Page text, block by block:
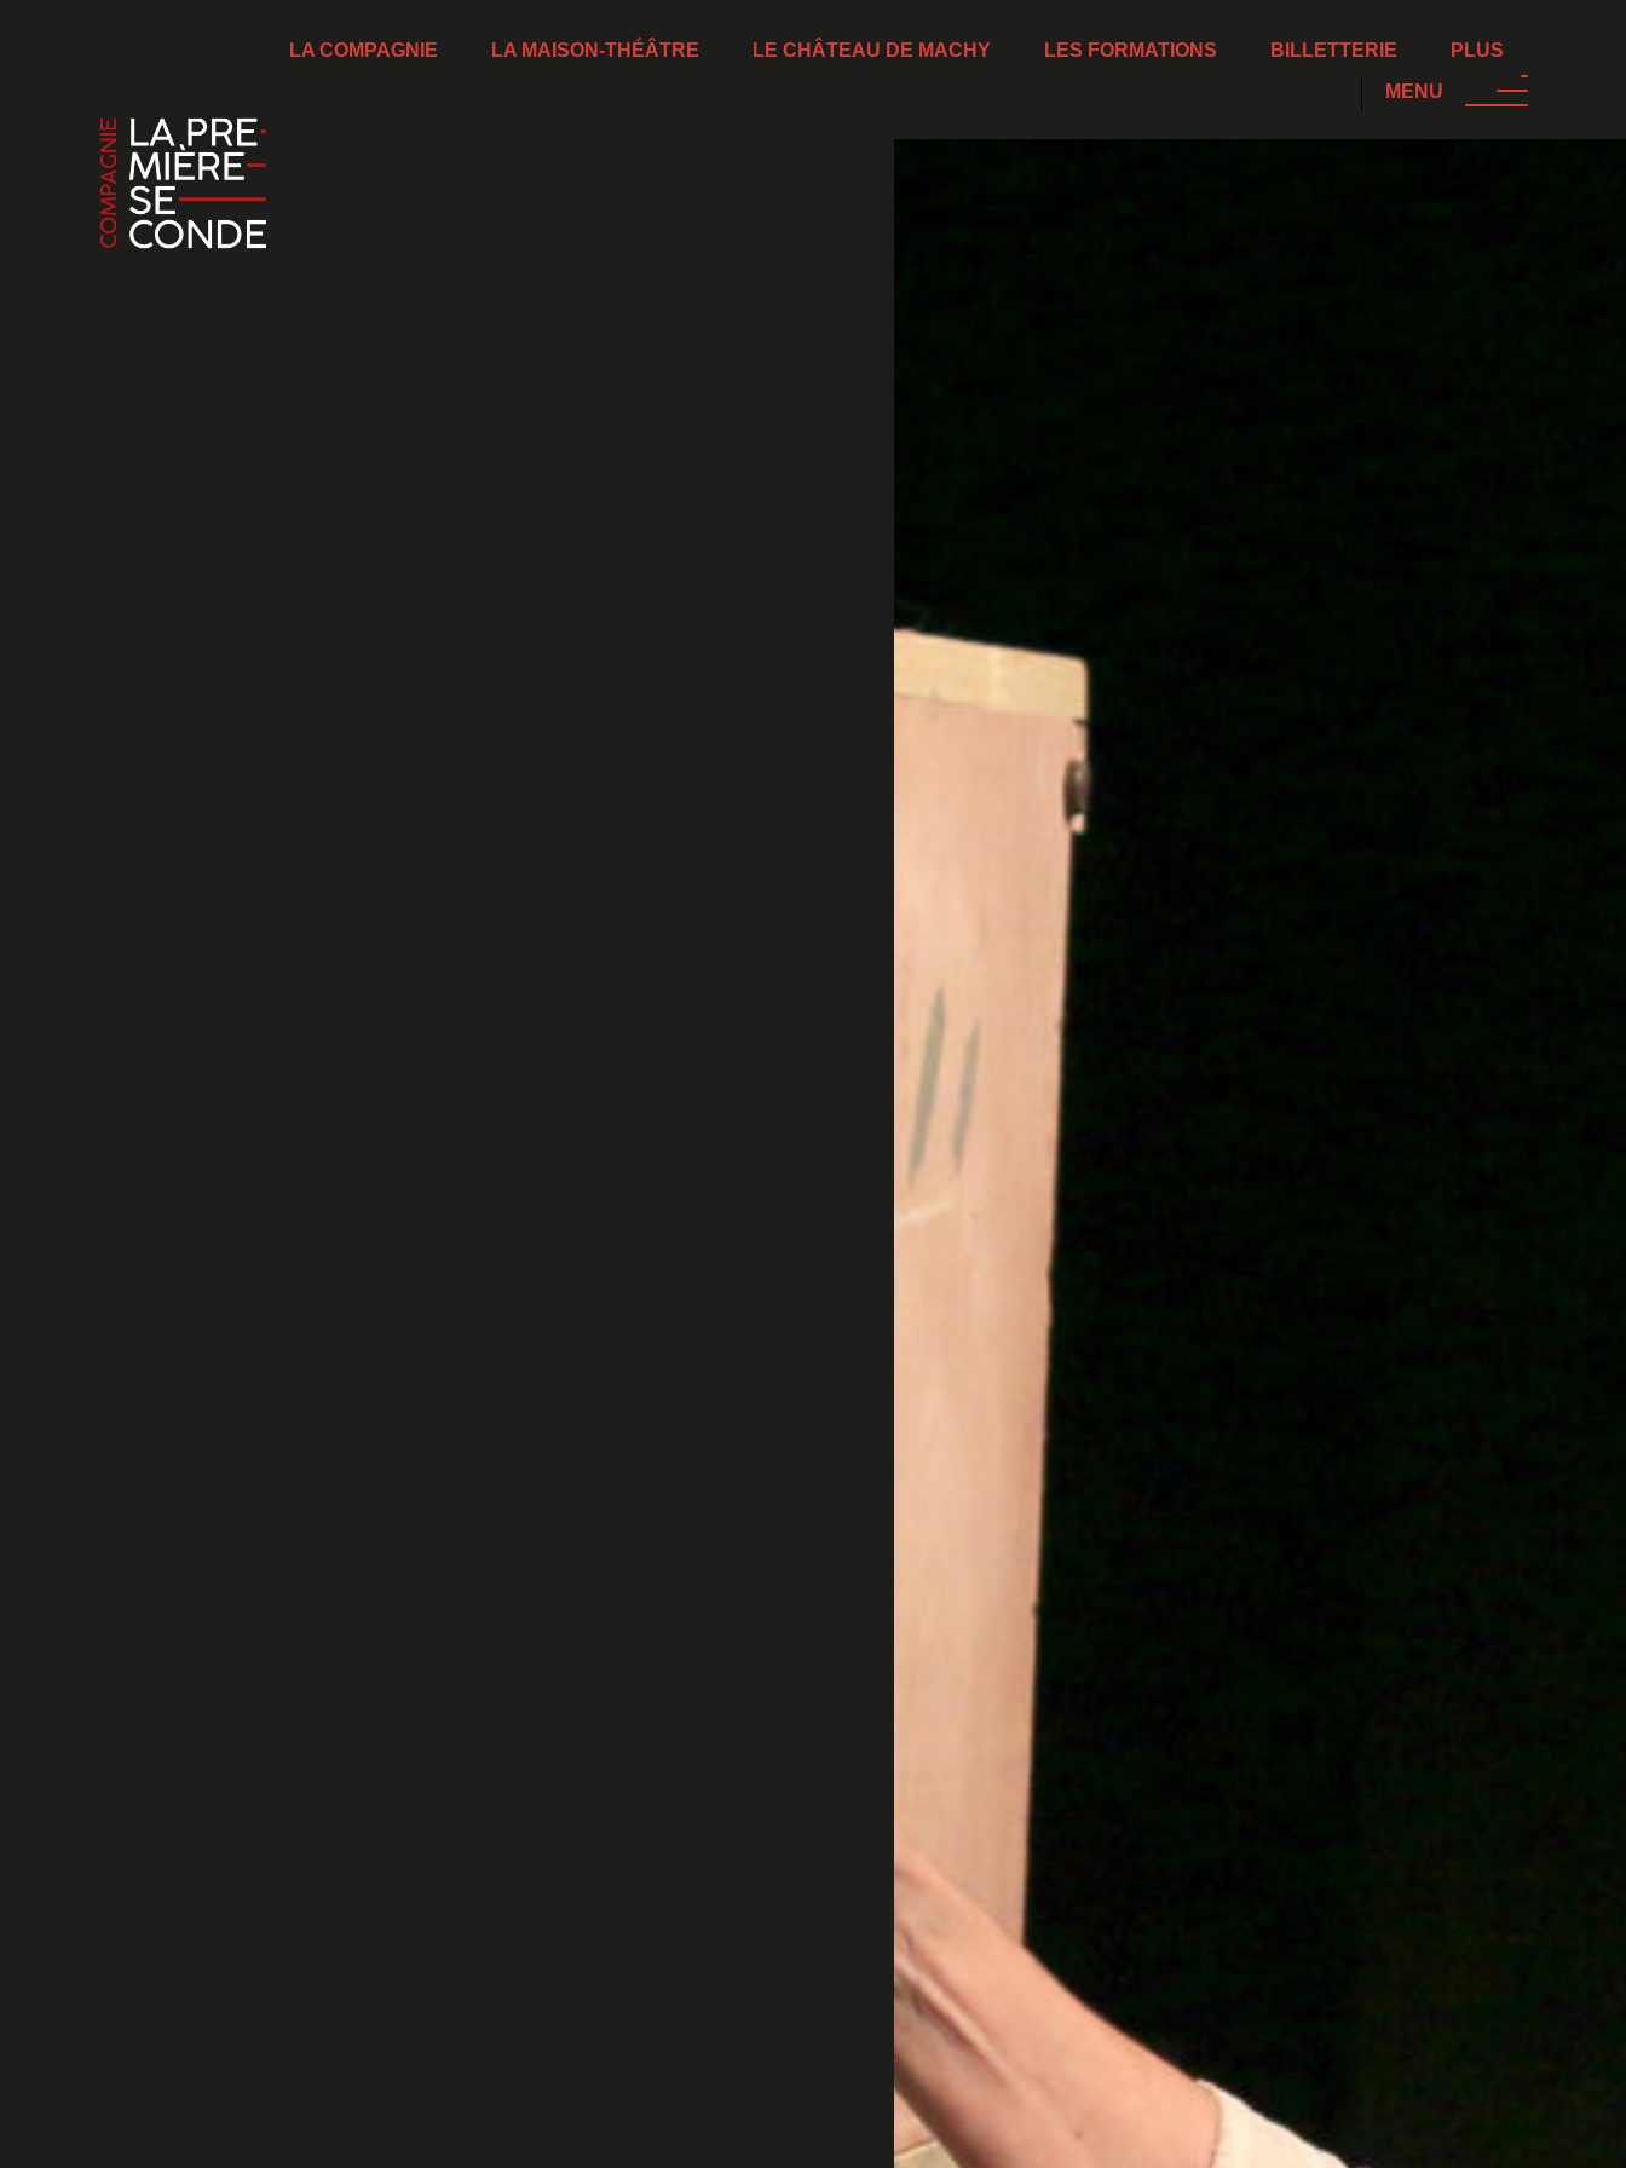
LA COMPAGNIE LA MAISON-THÉÂTRE LE CHÂTEAU DE MACHY LES FORMATIONS BILLETTERIE
PLUS
MENU